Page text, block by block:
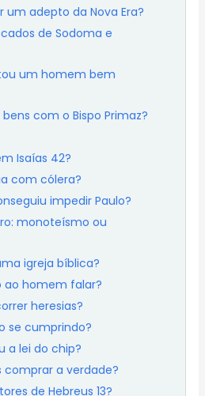
um adepto da Nova Era?
de Sodoma e
um homem bem
com o Bispo Primaz?
Isaías 42?
com cólera?
impedir Paulo?
monoteísmo ou
igreja bíblica?
ao homem falar?
heresias?
se cumprindo?
a lei do chip?
comprar a verdade?
de Hebreus 13?